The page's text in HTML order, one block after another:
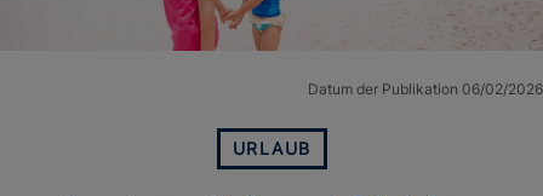
Datum der Publikation 06/02/2026
URLAUB